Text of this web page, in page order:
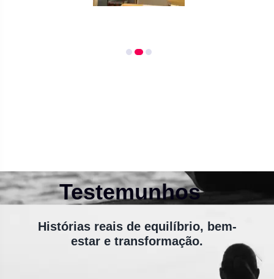
Testemunhos
Histórias reais de equilíbrio, bem-
estar e transformação.